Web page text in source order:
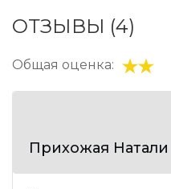
ОТЗЫВЫ (4)
Общая оценка:
Прихожая Натали